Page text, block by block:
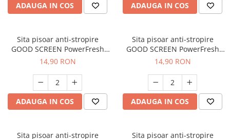
ADAUGA IN COS ADAUGA IN COS
Sita pisoar anti-stropire
GOOD SCREEN PowerFresh
30+, Tropical Fruit
14,90 RON
ADAUGA IN COS
Sita pisoar anti-stropire
GOOD SCREEN PowerFresh
30+, Ice Mint
14,90 RON
ADAUGA IN COS
Sita pisoar anti-stropire
Sita pisoar anti-stropire